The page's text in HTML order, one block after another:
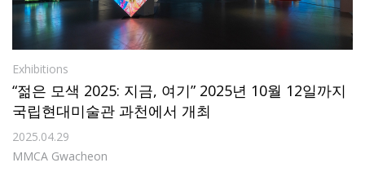
Exhibitions
“젊은 모색 2025: 지금, 여기” 2025년 10월 12일까지
국립현대미술관 과천에서 개최
2025.04.29
MMCA Gwacheon